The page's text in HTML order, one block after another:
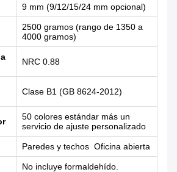
9 mm (9/12/15/24 mm opcional)
2500 gramos (rango de 1350 a
4000 gramos)
NRC 0.88
Clase B1 (GB 8624-2012)
50 colores estándar más un
servicio de ajuste personalizado
Paredes y techos ️ Oficina abierta
No incluye formaldehído.